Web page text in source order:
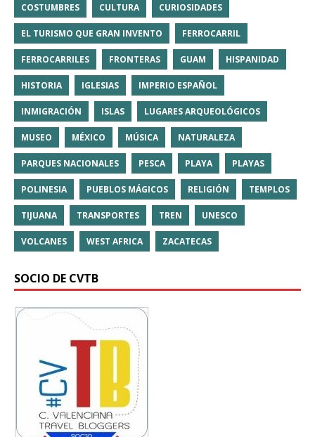
COSTUMBRES CULTURA CURIOSIDADES
EL TURISMO QUE GRAN INVENTO FERROCARRIL
FERROCARRILES FRONTERAS GUAM HISPANIDAD
HISTORIA IGLESIAS IMPERIO ESPAÑOL
INMIGRACIÓN ISLAS LUGARES ARQUEOLÓGICOS
MUSEO MÉXICO MÚSICA NATURALEZA
PARQUES NACIONALES PESCA PLAYA PLAYAS
POLINESIA PUEBLOS MÁGICOS RELIGIÓN TEMPLOS
TIJUANA TRANSPORTES TREN UNESCO
VOLCANES WEST AFRICA ZACATECAS
SOCIO DE CVTB